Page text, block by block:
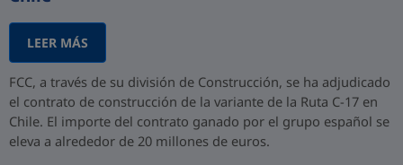
LEER MÁS
FCC, a través de su división de Construcción, se ha adjudicado
el contrato de construcción de la variante de la Ruta C-17 en
Chile. El importe del contrato ganado por el grupo español se
eleva a alrededor de 20 millones de euros.